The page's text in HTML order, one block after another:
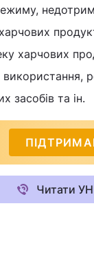
харчових
засобів та ін.
Читати